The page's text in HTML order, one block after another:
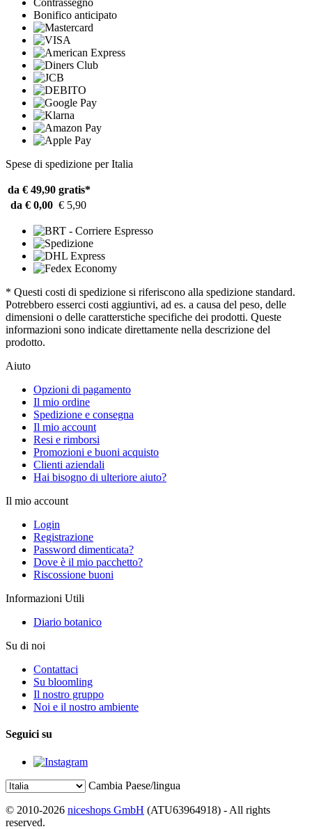
Contrassegno
Bonifico anticipato
Spese di spedizione per Italia
da € 49,90 gratis*
da € 0,00 € 5,90
* Questi costi di spedizione si riferiscono alla spedizione standard.
Potrebbero esserci costi aggiuntivi, ad es. a causa del peso, delle
dimensioni o delle caratterstiche specifiche dei prodotti. Queste
informazioni sono indicate direttamente nella descrizione del
prodotto.
Aiuto
Opzioni di pagamento
Il mio ordine
Spedizione e consegna
Il mio account
Resi e rimborsi
Promozioni e buoni acquisto
Clienti aziendali
Hai bisogno di ulteriore aiuto?
Il mio account
Login
Registrazione
Password dimenticata?
Dove è il mio pacchetto?
Riscossione buoni
Informazioni Utili
Diario botanico
Su di noi
Contattaci
Su bloomling
Il nostro gruppo
Noi e il nostro ambiente
Seguici su
Cambia Paese/lingua
© 2010-2026 niceshops GmbH (ATU63964918) - All rights
reserved.